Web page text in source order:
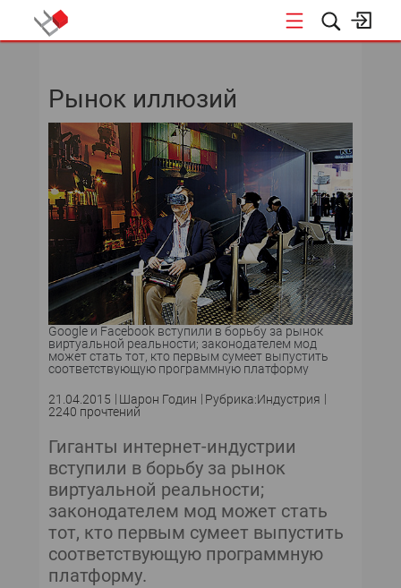
ЭКСПЕРТИЗА
ПОДПИСКА
НОВОСТИ
ТЕКУЩИЙ НОМЕР
Рынок иллюзий
Google и Facebook вступили в борьбу за рынок
виртуальной реальности; законодателем мод
может стать тот, кто первым сумеет выпустить
соответствующую программную платформу
21.04.2015 Шарон Годин
Рубрика:Индустрия
2240 прочтений
Гиганты интернет-индустрии
вступили в борьбу за рынок
виртуальной реальности;
законодателем мод может стать
тот, кто первым сумеет выпустить
соответствующую программную
платформу.